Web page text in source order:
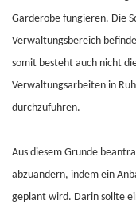
Garderobe fungieren. Die
Verwaltungsbereich
somit besteht auch nicht
Verwaltungsarbeiten in
durchzuführen.
Aus diesem Grunde
abzuändern, indem ein
geplant wird. Darin sollte